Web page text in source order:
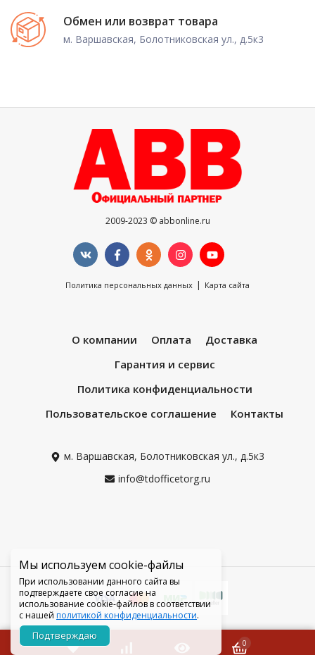
Мы используем cookie-файлы
При использовании данного сайта вы
подтверждаете свое согласие на
использование cookie-файлов в соответствии
с нашей политикой конфиденциальности.
Подтверждаю
Обмен или возврат товара
м. Варшавская, Болотниковская ул., д.5к3
2009-2023 © abbonline.ru
Политика персональных данных | Карта сайта
О компании Оплата
Доставка
Гарантия и сервис
Политика конфиденциальности
Пользовательское соглашение
Контакты
м. Варшавская, Болотниковская ул., д.5к3
info@tdofficetorg.ru
0